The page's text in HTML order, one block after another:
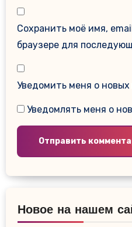
Сохранить моё имя,
браузере для
Уведомить меня о
Уведомлять меня о
Новое на нашем